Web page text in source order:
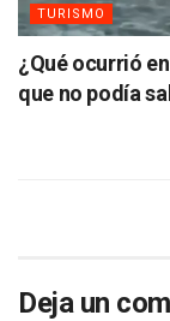
TURISMO
¿Qué ocurrió
que no podía
Deja un